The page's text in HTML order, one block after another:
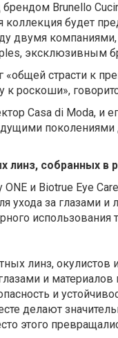
Brunello
будет
двумя компаниями,
эксклюзивным
«общей страсти к
роскоши»,
Casa di Moda, и
поколениями
собранных в
ONE и Biotrue Eye
ухода за глазами
линз, окулистов
и
и
делают
этого